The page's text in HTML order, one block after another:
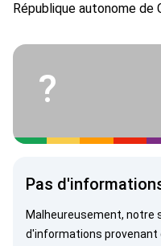
République autonome de
?
Pas
Malheureusement, notre
d'informations provenant